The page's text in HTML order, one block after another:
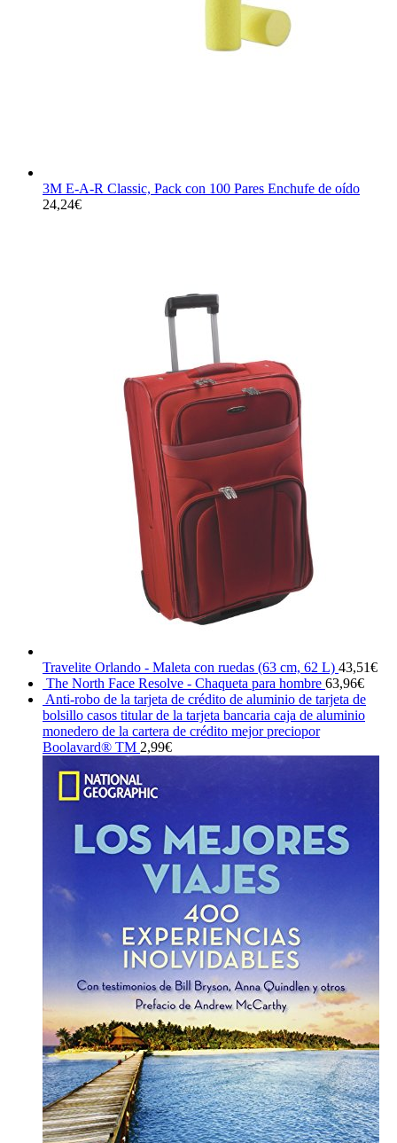
3M E-A-R Classic, Pack con 100 Pares Enchufe de oído
24,24€
Travelite Orlando - Maleta con ruedas (63 cm, 62 L) 43,51€
The North Face Resolve - Chaqueta para hombre 63,96€
Anti-robo de la tarjeta de crédito de aluminio de tarjeta de
bolsillo casos titular de la tarjeta bancaria caja de aluminio
monedero de la cartera de crédito mejor preciopor
Boolavard® TM 2,99€